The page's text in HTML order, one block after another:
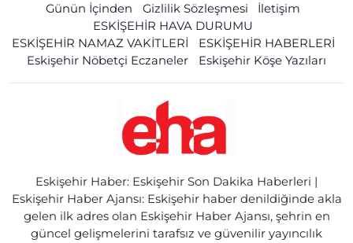
Günün İçinden
Gizlilik Sözleşmesi
İletişim
ESKİŞEHİR HAVA DURUMU
ESKİŞEHİR NAMAZ VAKİTLERİ
ESKİŞEHİR HABERLERİ
Eskişehir Nöbetçi Eczaneler
Eskişehir Köşe Yazıları
Eskişehir Haber: Eskişehir Son Dakika Haberleri |
Eskişehir Haber Ajansı: Eskişehir haber denildiğinde akla
gelen ilk adres olan Eskişehir Haber Ajansı, şehrin en
güncel gelişmelerini tarafsız ve güvenilir yayıncılık